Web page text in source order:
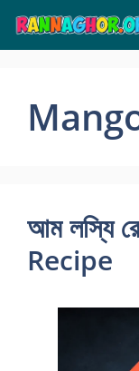
Skip
content
আম লস্যি
Recipe